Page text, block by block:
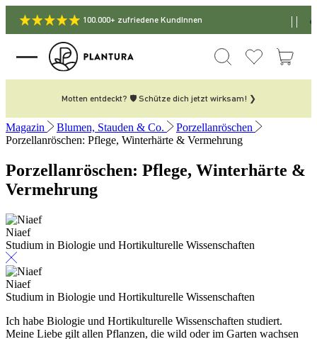
100.000+ zufriedene KundInnen
Motten entdeckt? 🛡️ Schütze dich jetzt wirksam! ❯
Magazin Blumen, Stauden & Co.
Porzellanröschen
Porzellanröschen: Pflege, Winterhärte & Vermehrung
Porzellanröschen: Pflege, Winterhärte &
Vermehrung
Niaef
Studium in Biologie und Hortikulturelle Wissenschaften
Niaef
Studium in Biologie und Hortikulturelle Wissenschaften
Ich habe Biologie und Hortikulturelle Wissenschaften studiert.
Meine Liebe gilt allen Pflanzen, die wild oder im Garten wachsen